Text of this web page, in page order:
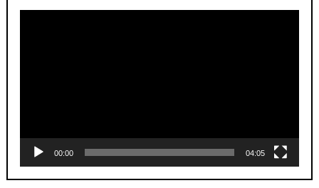
00:00 04:05